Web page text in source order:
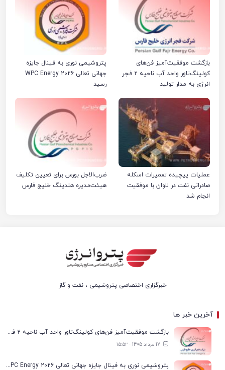
بازگشت موفقیت‌آمیز فن‌های
کولینگ‌تاور واحد آب ناحیه ۲ فجر
انرژی به مدار تولید
پتروشیمی نوری به فینال جایزه
جهانی تعالی WPC Energy 2026
رسید
عملیات پیچیده تعمیرات اسکله
صادراتی نفت در لاوان با موفقیت
انجام شد
ضرب‌الاجل بورس برای تعیین تکلیف
هیئت‌مدیره هلدینگ خلیج فارس
خبرگزاری اختصاصی پتروشیمی ، نفت و گاز
آخرین خبر ها
بازگشت موفقیت‌آمیز فن‌های کولینگ‌تاور واحد آب ناحیه ۲ فجر انرژی به مدار تولید
17 مرداد 1405 - ۱۵:۵۲
پتروشیمی نوری به فینال جایزه جهانی تعالی WPC Energy 2026 رسید